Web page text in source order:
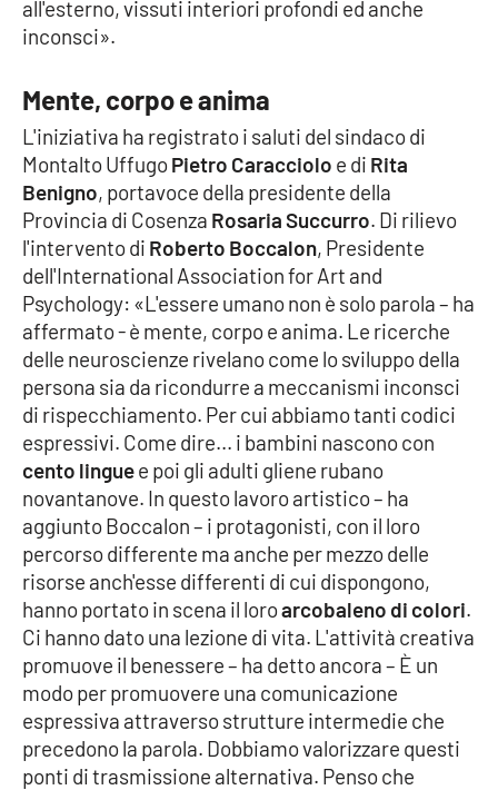
Catanzaro
Crotone
Vibo Valentia
Reggio Calabria
Cosenza
Lamezia Terme
PROGETTI
SPECIALI
Buona Sanità Calabria
LA
CALABRIAVISIONE
Destinazioni
Eventi
all'esterno, vissuti interiori profondi ed anche
inconsci».
Mente, corpo e anima
L'iniziativa ha registrato i saluti del sindaco di
Montalto UffugoPietro Caracciolo e di Rita
Benigno, portavoce della presidente della
Provincia di Cosenza Rosaria Succurro. Di rilievo
l'intervento di Roberto Boccalon, Presidente
dell'International Association for Art and
Psychology: «L'essere umano non è solo parola – ha
affermato - è mente, corpo e anima. Le ricerche
delle neuroscienze rivelano come lo sviluppo della
persona sia da ricondurre a meccanismi inconsci
di rispecchiamento. Per cui abbiamo tanti codici
espressivi. Come dire... i bambini nascono con
cento linguee poi gli adulti gliene rubano
novantanove. In questo lavoro artistico – ha
aggiunto Boccalon – i protagonisti, con il loro
percorso differente ma anche per mezzo delle
risorse anch'esse differenti di cui dispongono,
hanno portato in scena il loroarcobaleno di colori.
Ci hanno dato una lezione di vita. L'attività creativa
promuove il benessere – ha detto ancora – È un
modo per promuovere una comunicazione
espressiva attraverso strutture intermedie che
precedono la parola. Dobbiamo valorizzare questi
ponti di trasmissione alternativa. Penso che